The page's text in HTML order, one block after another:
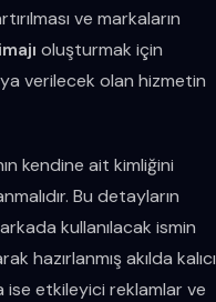
ve markaların
oluşturmak için
verilecek olan hizmetin
kendine ait kimliğini
Bu detayların
kullanılacak ismin
hazırlanmış akılda kalıcı
ise etkileyici reklamlar ve